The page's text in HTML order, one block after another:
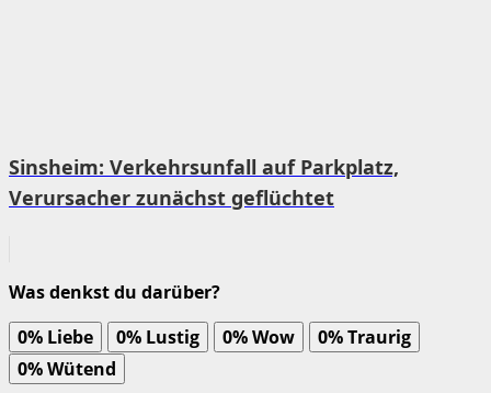
Sinsheim: Verkehrsunfall auf Parkplatz,
Verursacher zunächst geflüchtet
Was denkst du darüber?
0% Liebe 0% Lustig 0%Wow 0%Traurig
0%Wütend